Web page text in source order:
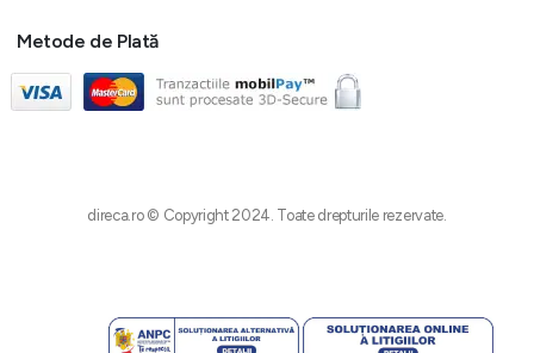
Metode de Plată
direca.ro © Copyright 2024. Toate drepturile rezervate.